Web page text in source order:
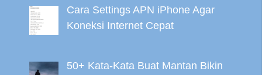
Cara Settings APN iPhone Agar
Koneksi Internet Cepat
50+ Kata-Kata Buat Mantan Bikin